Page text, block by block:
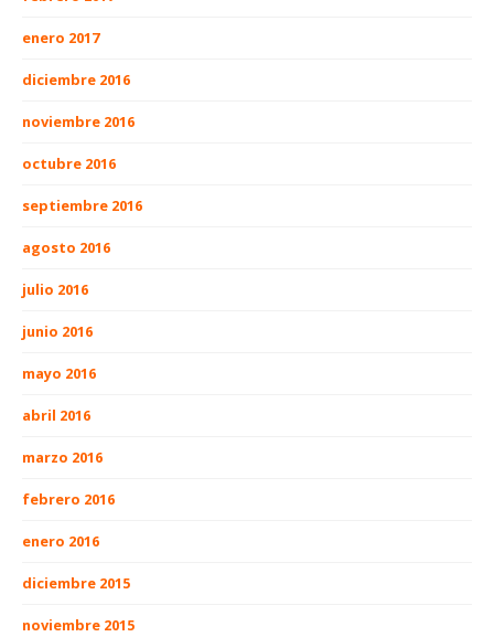
enero 2017
diciembre 2016
noviembre 2016
octubre 2016
septiembre 2016
agosto 2016
julio 2016
junio 2016
mayo 2016
abril 2016
marzo 2016
febrero 2016
enero 2016
diciembre 2015
noviembre 2015